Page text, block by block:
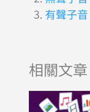
有聲子音
相關文章